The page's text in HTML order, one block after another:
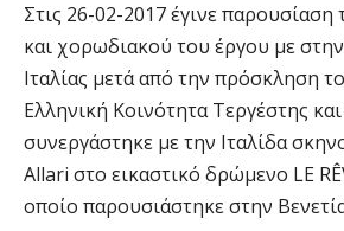
Στις 26-02-2017 έγινε
και χορωδιακού του έργου με
Ιταλίας μετά από την πρόσκληση
Ελληνική Κοινότητα Τεργέστης
συνεργάστηκε με την Ιταλίδα
Allari στο εικαστικό δρώμενο LE
οποίο παρουσιάστηκε στην